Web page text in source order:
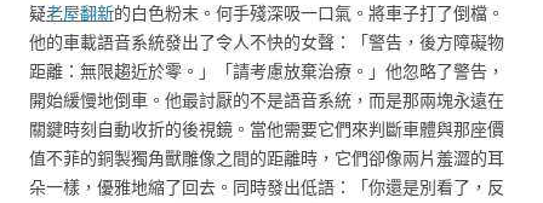
疑老屋翻新的白色粉末。何手殘深吸一口氣。將車子打了倒檔。
他的車載語音系統發出了令人不快的女聲：「警告，後方障礙物
距離：無限趨近於零。」「請考慮放棄治療。」他忽略了警告，
開始緩慢地倒車。他最討厭的不是語音系統，而是那兩塊永遠在
關鍵時刻自動收折的後視鏡。當他需要它們來判斷車體與那座價
值不菲的銅製獨角獸雕像之間的距離時，它們卻像兩片羞澀的耳
朵一樣，優雅地縮了回去。同時發出低語：「你還是別看了，反